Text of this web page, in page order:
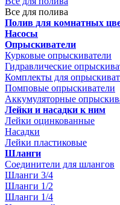
Все для полива
Полив для комнатных
Насосы
Опрыскиватели
Курковые опрыскиватели
Гидравлические
Комплекты для
Помповые опрыскиватели
Аккумуляторные
Лейки и насадки к ним
Лейки оцинкованные
Насадки
Лейки пластиковые
Шланги
Соединители для шлангов
Шланги 3/4
Шланги 1/2
Шланги 1/4